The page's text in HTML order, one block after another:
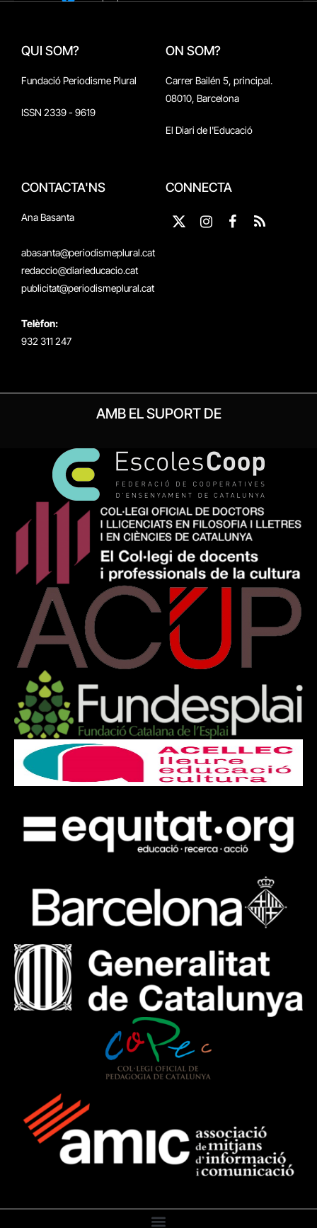
QUI SOM?
Fundació Periodisme Plural
ISSN 2339 - 9619
ON SOM?
Carrer Bailén 5, principal.
08010, Barcelona
El Diari de l'Educació
CONTACTA'NS
Ana Basanta
abasanta@periodismeplural.cat
redaccio@diarieducacio.cat
publicitat@periodismeplural.cat
Telèfon:
932 311 247
CONNECTA
X
Instagram
Facebook
RSS
AMB EL SUPORT DE